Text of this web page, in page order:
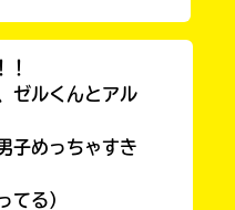
！
ゼルくんとアル
子めっちゃすき
てる）